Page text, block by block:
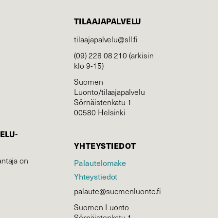
on
TILAAJAPALVELU
tilaajapalvelu@sll.fi
(09) 228 08 210 (arkisin
klo 9-15)
Suomen
Luonto/tilaajapalvelu
Sörnäistenkatu 1
00580 Helsinki
YHTEYSTIEDOT
Palautelomake
Yhteystiedot
palaute@suomenluonto.fi
Suomen Luonto